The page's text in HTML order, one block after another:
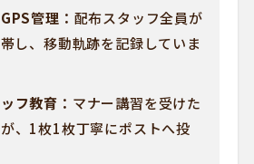
管理： 配布スタッフ全員が
し、移動軌跡を記録していま
フ教育： マナー講習を受けた
、1枚1枚丁寧にポストへ投